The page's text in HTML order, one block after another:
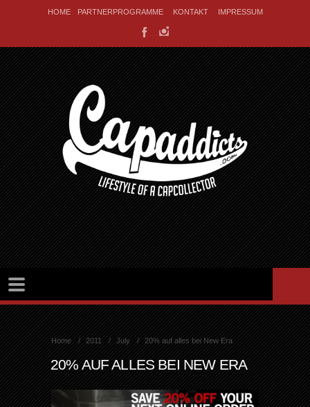
HOME PARTNERPROGRAMME KONTAKT IMPRESSUM
Home 2011 July 20% auf alles bei New Era
20% AUF ALLES BEI NEW ERA